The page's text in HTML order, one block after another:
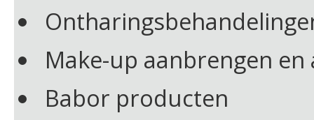
Make-up aanbrengen
Babor producten